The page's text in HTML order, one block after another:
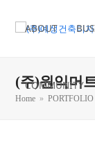
ABOUT
COMMUNITY
(주)원익머
Home » PORTFOLIO